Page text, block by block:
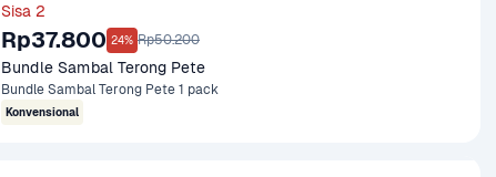
Sisa 2
Rp37.800 24% Rp50.200
Bundle Sambal Terong Pete
Bundle Sambal Terong Pete 1 pack
Konvensional